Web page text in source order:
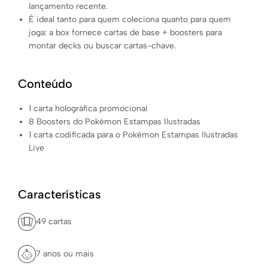
lançamento recente.
É ideal tanto para quem coleciona quanto para quem
joga: a box fornece cartas de base + boosters para
montar decks ou buscar cartas-chave.
Conteúdo
1 carta holográfica promocional
8 Boosters do Pokémon Estampas Ilustradas
1 carta codificada para o Pokémon Estampas Ilustradas
Live
Características
49 cartas
7 anos ou mais